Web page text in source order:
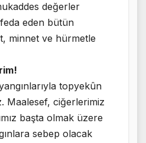
değerler
eden bütün
minnet ve hürmetle
topyekûn
Maalesef, ciğerlerimiz
başta olmak üzere
sebep olacak